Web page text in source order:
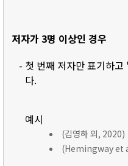
저자가 3명 이상인 경우
- 첫 번째 저자만 표기하
다.
예시
(김영하 외, 2020)
(Hemingway et